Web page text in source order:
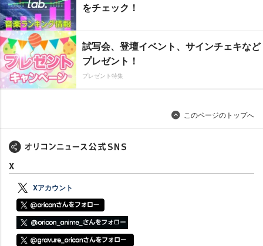
をチェック！
試写会、登壇イベント、サインチェキなど
プレゼント！
プレゼント特集
このページのトップへ
X
Xアカウント